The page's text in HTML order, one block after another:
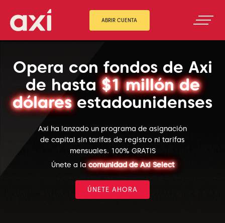
ABRIR CUENTA
Opera con fondos de Axi
de hasta$1 millón de
dólaresestadounidenses
Axi ha lanzado un programa de asignación
de capital sin tarifas de registro ni tarifas
mensuales. 100% GRATIS
Únete a lacomunidad de Axi Select
ÚNETE AHORA